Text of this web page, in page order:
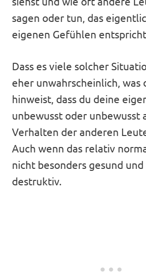
sagen oder tun, das
eigenen Gefühlen
Dass es viele solcher
eher unwahrscheinlich, was
hinweist, dass du deine
unbewusst oder unbewusst
Verhalten der anderen
Auch wenn das relativ
nicht besonders gesund
destruktiv.